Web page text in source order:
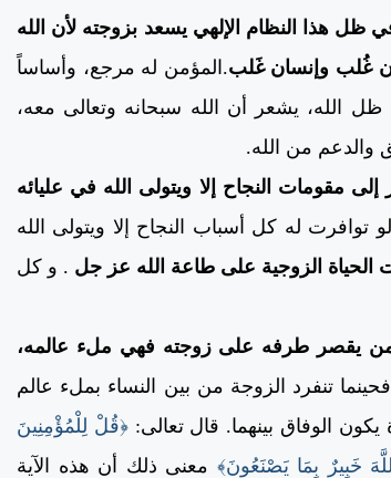
ظل هذا النظام الإلهي يسعد بزوجته لأن الله
غُلب وإنسان غَلب.المؤمن له مرجع، وأساساً
الله، يشعر أن الله سبحانه وتعالى معه،
والدعم من الله.
مقومات النجاح إلا ويتولى الله في عليائه
له كل أسباب النجاح إلا ويتولى الله
الحياة الزوجية على طاعة الله عز جل . و كل
يقصر طرفه على زوجته فهي ملء عالمه،
تنفرد الزوجة من بين النساء بملء عالم
الوفاق بينهما. قال تعالى:﴿قُلْ لِلْمُؤْمِنِينَ
خَبِيرٌ بِمَا يَصْنَعُونَ﴾ معنى ذلك أن هذه الآية